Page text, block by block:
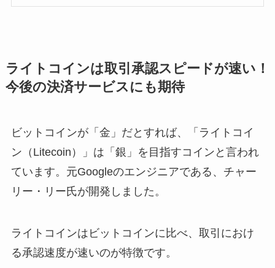
ライトコインは取引承認スピードが速い！
今後の決済サービスにも期待
ビットコインが「金」だとすれば、「ライトコイ
ン（Litecoin）」は「銀」を目指すコインと言われ
ています。元Googleのエンジニアである、チャー
リー・リー氏が開発しました。
ライトコインはビットコインに比べ、取引におけ
る承認速度が速いのが特徴です。